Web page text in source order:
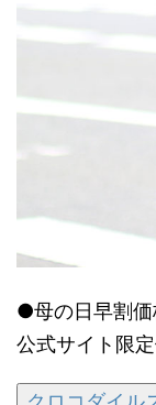
●母の日早割
公式サイト限